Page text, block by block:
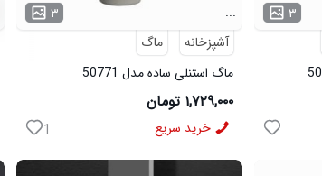
۳ ۳
...
آشپزخانه
ماگ
ماگ استنلی ساده مدل 50771
۱,۷۲۹,۰۰۰ تومان
خرید سریع 1